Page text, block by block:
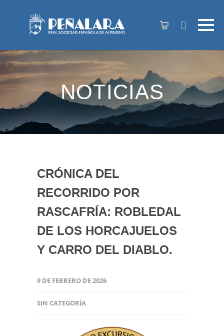
NOTICIAS
CRÓNICA DEL
RECORRIDO POR
RASCAFRÍA: ROBLEDAL
DE LOS HORCAJUELOS
Y CARRO DEL DIABLO.
9 DE FEBRERO DE 2026
SIN CATEGORÍA